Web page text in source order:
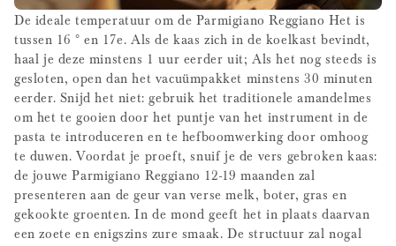
De ideale temperatuur om de Parmigiano Reggiano Het is
tussen 16 ° en 17e. Als de kaas zich in de koelkast bevindt,
haal je deze minstens 1 uur eerder uit; Als het nog steeds is
gesloten, open dan het vacuümpakket minstens 30 minuten
eerder. Snijd het niet: gebruik het traditionele amandelmes
om het te gooien door het puntje van het instrument in de
pasta te introduceren en te hefboomwerking door omhoog
te duwen. Voordat je proeft, snuif je de vers gebroken kaas:
de jouwe Parmigiano Reggiano 12-19 maanden zal
presenteren aan de geur van verse melk, boter, gras en
gekookte groenten. In de mond geeft het in plaats daarvan
een zoete en enigszins zure smaak. De structuur zal nogal